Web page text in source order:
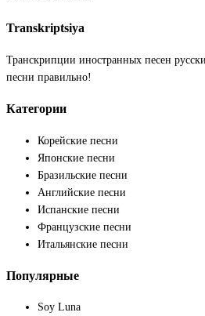
Transkriptsiya
Транскрипции иностранных песен
песни правильно!
Категории
Корейские песни
Японские песни
Бразильские песни
Английские песни
Испанские песни
Французские песни
Итальянские песни
Популярные
Soy Luna